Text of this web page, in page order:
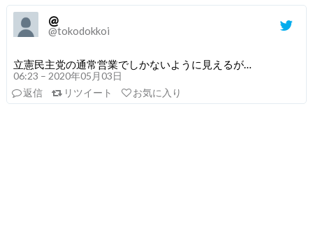
@
@tokodokkoi
立憲民主党の通常営業でしかないように見えるが…
06:23 – 2020年05月03日
返信
リツイート お気に入り